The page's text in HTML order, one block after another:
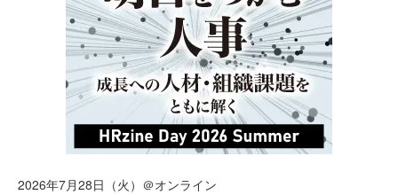
2026年7月28日（火）＠オンライン